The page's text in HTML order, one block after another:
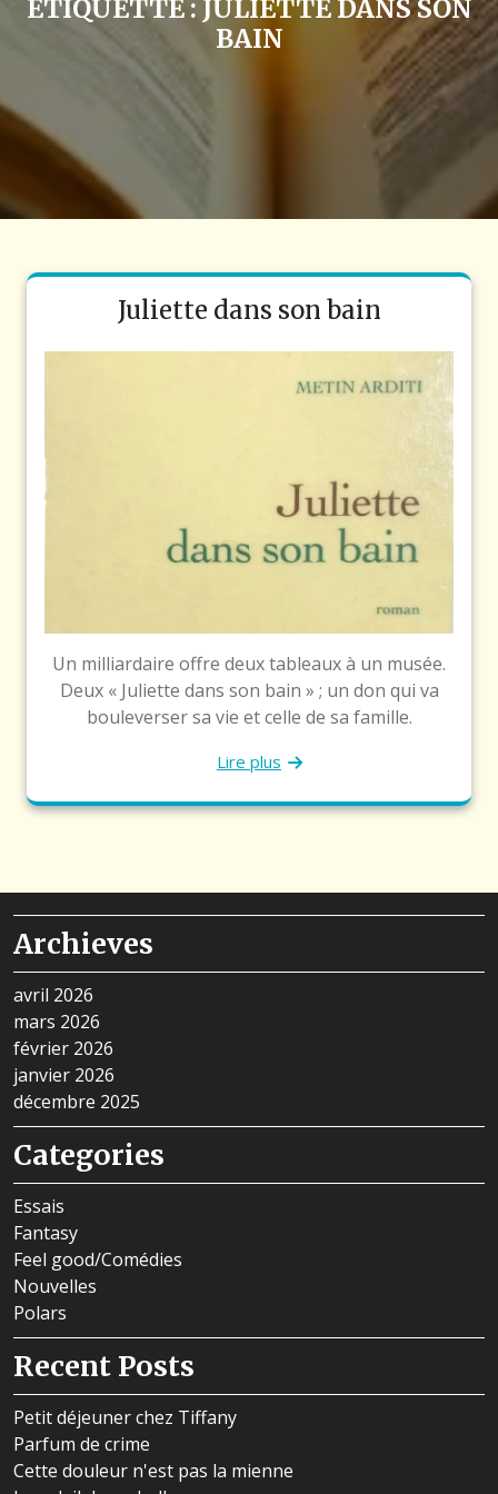
ÉTIQUETTE : JULIETTE DANS SON
BAIN
Juliette dans son bain
Un milliardaire offre deux tableaux à un musée.
Deux « Juliette dans son bain » ; un don qui va
bouleverser sa vie et celle de sa famille.
Lire plus
Archieves
avril 2026
mars 2026
février 2026
janvier 2026
décembre 2025
Categories
Essais
Fantasy
Feel good/Comédies
Nouvelles
Polars
Recent Posts
Petit déjeuner chez Tiffany
Parfum de crime
Cette douleur n'est pas la mienne